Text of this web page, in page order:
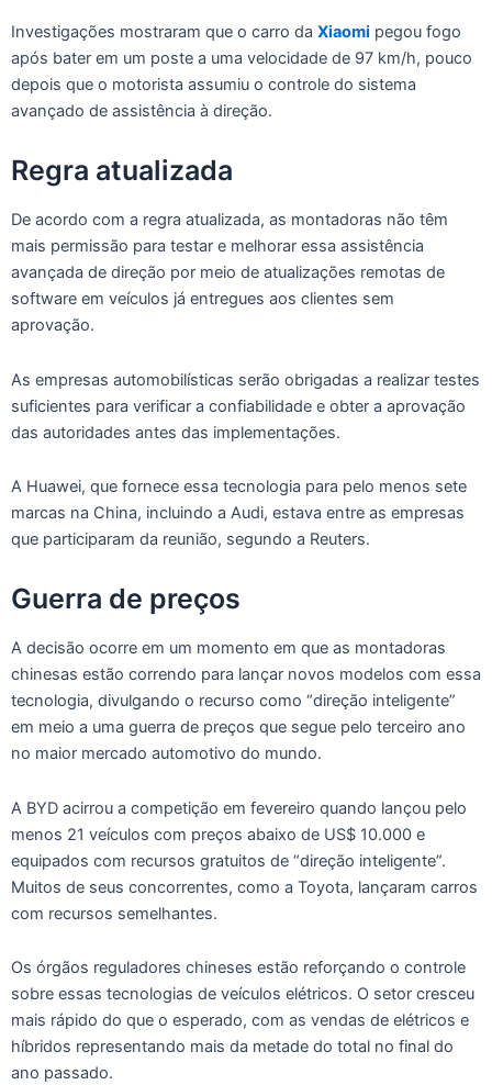
Investigações mostraram que o carro da Xiaomi pegou fogo
após bater em um poste a uma velocidade de 97 km/h, pouco
depois que o motorista assumiu o controle do sistema
avançado de assistência à direção.
Regra atualizada
De acordo com a regra atualizada, as montadoras não têm
mais permissão para testar e melhorar essa assistência
avançada de direção por meio de atualizações remotas de
software em veículos já entregues aos clientes sem
aprovação.
As empresas automobilísticas serão obrigadas a realizar testes
suficientes para verificar a confiabilidade e obter a aprovação
das autoridades antes das implementações.
A Huawei, que fornece essa tecnologia para pelo menos sete
marcas na China, incluindo a Audi, estava entre as empresas
que participaram da reunião, segundo a Reuters.
Guerra de preços
A decisão ocorre em um momento em que as montadoras
chinesas estão correndo para lançar novos modelos com essa
tecnologia, divulgando o recurso como “direção inteligente”
em meio a uma guerra de preços que segue pelo terceiro ano
no maior mercado automotivo do mundo.
A BYD acirrou a competição em fevereiro quando lançou pelo
menos 21 veículos com preços abaixo de US$ 10.000 e
equipados com recursos gratuitos de “direção inteligente”.
Muitos de seus concorrentes, como a Toyota, lançaram carros
com recursos semelhantes.
Os órgãos reguladores chineses estão reforçando o controle
sobre essas tecnologias de veículos elétricos. O setor cresceu
mais rápido do que o esperado, com as vendas de elétricos e
híbridos representando mais da metade do total no final do
ano passado.